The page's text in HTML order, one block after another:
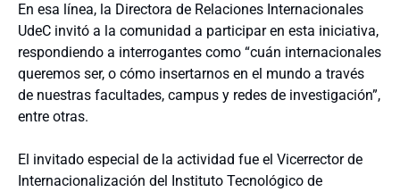
En esa línea, la Directora de Relaciones Internacionales
UdeC invitó a la comunidad a participar en esta iniciativa,
respondiendo a interrogantes como “cuán internacionales
queremos ser, o cómo insertarnos en el mundo a través
de nuestras facultades, campus y redes de investigación”,
entre otras.
El invitado especial de la actividad fue el Vicerrector de
Internacionalización del Instituto Tecnológico de